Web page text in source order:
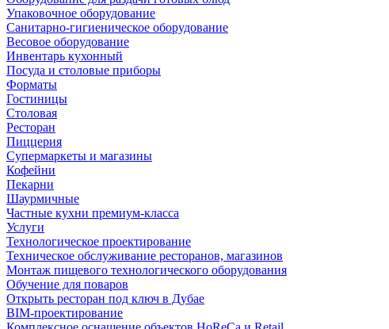
Упаковочное оборудование
Санитарно-гигиеническое оборудование
Весовое оборудование
Инвентарь кухонный
Посуда и столовые приборы
Форматы
Гостиницы
Столовая
Ресторан
Пиццерия
Супермаркеты и магазины
Кофейни
Пекарни
Шаурмичные
Частные кухни премиум-класса
Услуги
Технологическое проектирование
Техническое обслуживание ресторанов, магазинов
Монтаж пищевого технологического оборудования
Обучение для поваров
Открыть ресторан под ключ в Дубае
BIM-проектирование